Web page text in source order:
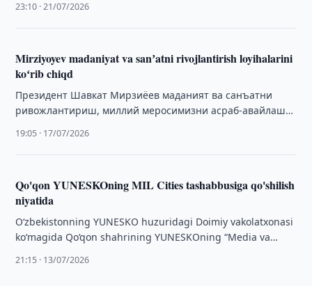
23:10 · 21/07/2026
Mirziyoyev madaniyat va sanʼatni rivojlantirish loyihalarini
koʻrib chiqd
Президент Шавкат Мирзиёев маданият ва санъатни
ривожлантириш, миллий меросимизни асраб-авайлаш
лойиҳа ва тадбирлар …
19:05 · 17/07/2026
Qo'qon YUNESKOning MIL Cities tashabbusiga qo'shilish
niyatida
O‘zbekistonning YUNESKO huzuridagi Doimiy vakolatxonasi
ko‘magida Qo‘qon shahrining YUNESKOning “Media va
qo‘shilish istiqbollariga bag‘ishlangan …
21:15 · 13/07/2026